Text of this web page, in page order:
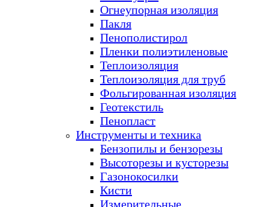
Огнеупорная изоляция
Пакля
Пенополистирол
Пленки полиэтиленовые
Теплоизоляция
Теплоизоляция для труб
Фольгированная изоляция
Геотекстиль
Пенопласт
Инструменты и техника
Бензопилы и бензорезы
Высоторезы и кусторезы
Газонокосилки
Кисти
Измерительные